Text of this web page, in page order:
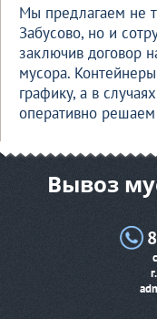
Мы предлагаем не
Забусово, но и
заключив договор
мусора.
графику, а в
оперативно решаем
Вывоз